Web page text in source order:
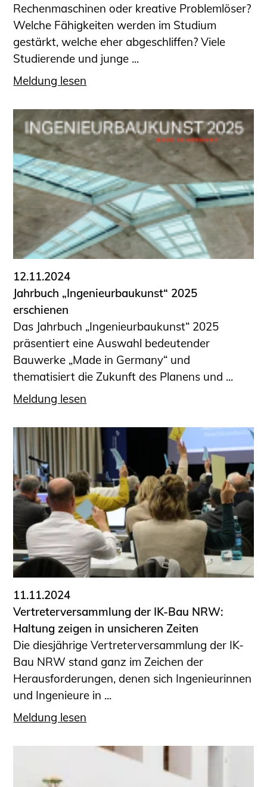
Rechenmaschinen oder kreative Problemlöser?
Welche Fähigkeiten werden im Studium
gestärkt, welche eher abgeschliffen? Viele
Studierende und junge ...
Meldung lesen
12.11.2024
Jahrbuch „Ingenieurbaukunst“ 2025
erschienen
Das Jahrbuch „Ingenieurbaukunst“ 2025
präsentiert eine Auswahl bedeutender
Bauwerke „Made in Germany“ und
thematisiert die Zukunft des Planens und ...
Meldung lesen
11.11.2024
Vertreterversammlung der IK-Bau NRW:
Haltung zeigen in unsicheren Zeiten
Die diesjährige Vertreterversammlung der IK-
Bau NRW stand ganz im Zeichen der
Herausforderungen, denen sich Ingenieurinnen
und Ingenieure in ...
Meldung lesen